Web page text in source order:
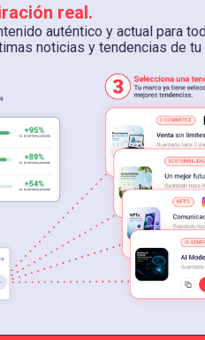
real.
auténtico y actual para
noticias y tendencias de tu